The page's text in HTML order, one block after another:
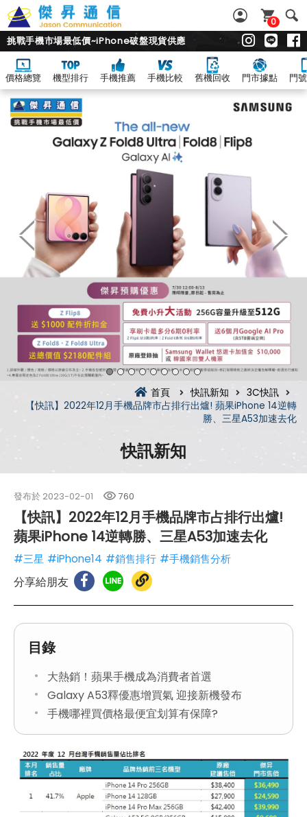
0
挑戰手機市場最低價~iPhone破盤現貨供應
價格總覽 機型排行 手機推薦 手機比較 舊機回收 門市據點 門
首頁 快訊新知
3C快訊
【快訊】2022年12月手機品牌市占排行出爐! 蘋果iPhone 14逆轉
勝、三星A53加速去化
快訊新知
發布於 2023-02-01 760
【快訊】2022年12月手機品牌市占排行出爐!
蘋果iPhone 14逆轉勝、三星A53加速去化
#三星 #iPhone14 #銷售排行 #手機銷售分析
分享給朋友
目錄
大熱銷！蘋果手機成為消費者首選
Galaxy A53釋優惠增買氣 迎接新機發布
手機哪裡買價格最便宜划算有保障?